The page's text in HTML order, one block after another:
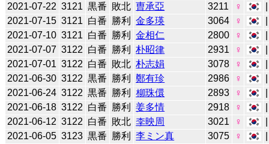
2021-07-22 3121 黒番 敗北 曺承亞 3211 ♀
2021-07-15 3121 白番 勝利 金多瑛 3064 ♀
2021-07-10 3121 白番 勝利 金相仁 2800 ♀
2021-07-07 3122 白番 勝利 朴昭律 2931 ♀
2021-07-01 3122 白番 敗北 朴志娟 3078 ♀
2021-06-30 3122 黒番 勝利 鄭有珍 2986 ♀
2021-06-24 3122 黒番 勝利 柳珠儇 2893 ♀
2021-06-18 3122 白番 勝利 姜多情 2918 ♀
2021-06-12 3122 白番 敗北 李映周 3021 ♀
2021-06-05 3123 黒番 勝利 李ミン真 3075 ♀